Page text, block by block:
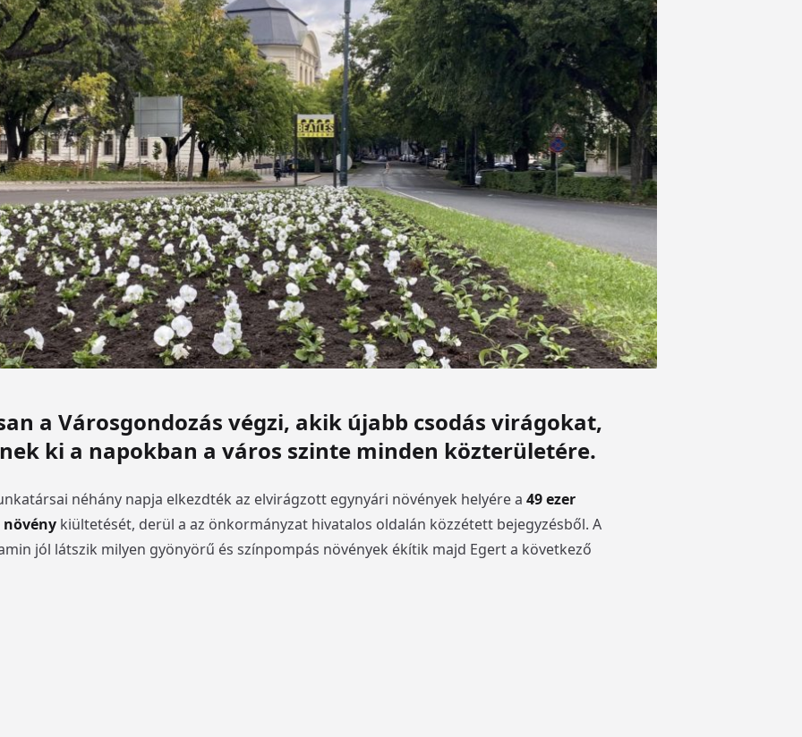
a Városgondozás végzi, akik újabb csodás virágokat,
ki a napokban a város szinte minden közterületére.
néhány napja elkezdték az elvirágzott egynyári növények helyére a 49 ezer
növény kiültetését, derül a az önkormányzat hivatalos oldalán közzétett bejegyzésből. A
jól látszik milyen gyönyörű és színpompás növények ékítik majd Egert a következő